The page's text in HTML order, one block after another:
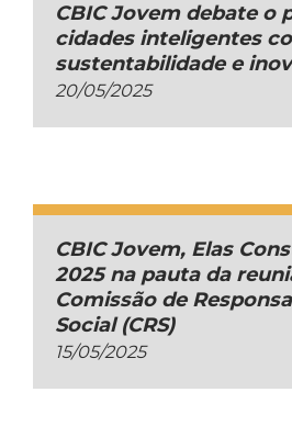
CBIC Jovem debate o
cidades inteligentes
sustentabilidade e
20/05/2025
CBIC Jovem, Elas
2025 na pauta da
Comissão de
Social (CRS)
15/05/2025